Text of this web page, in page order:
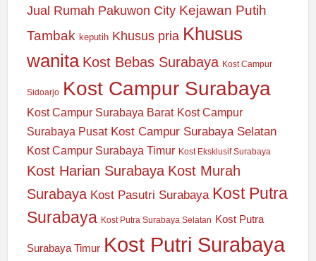
Jual Rumah Pakuwon City Kejawan Putih
Tambak keputih Khusus pria Khusus
wanita Kost Bebas Surabaya Kost Campur
Sidoarjo Kost Campur Surabaya
Kost Campur Surabaya Barat Kost Campur
Surabaya Pusat Kost Campur Surabaya Selatan
Kost Campur Surabaya Timur Kost Eksklusif Surabaya
Kost Harian Surabaya Kost Murah
Surabaya Kost Pasutri Surabaya Kost Putra
Surabaya Kost Putra Surabaya Selatan Kost Putra
Surabaya Timur Kost Putri Surabaya